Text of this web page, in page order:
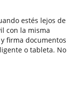
estés lejos de
con la misma
firma documentos
o tableta. No